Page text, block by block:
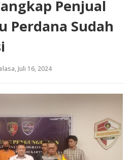
Penjual
Perdana Sudah
Juli 16, 2024